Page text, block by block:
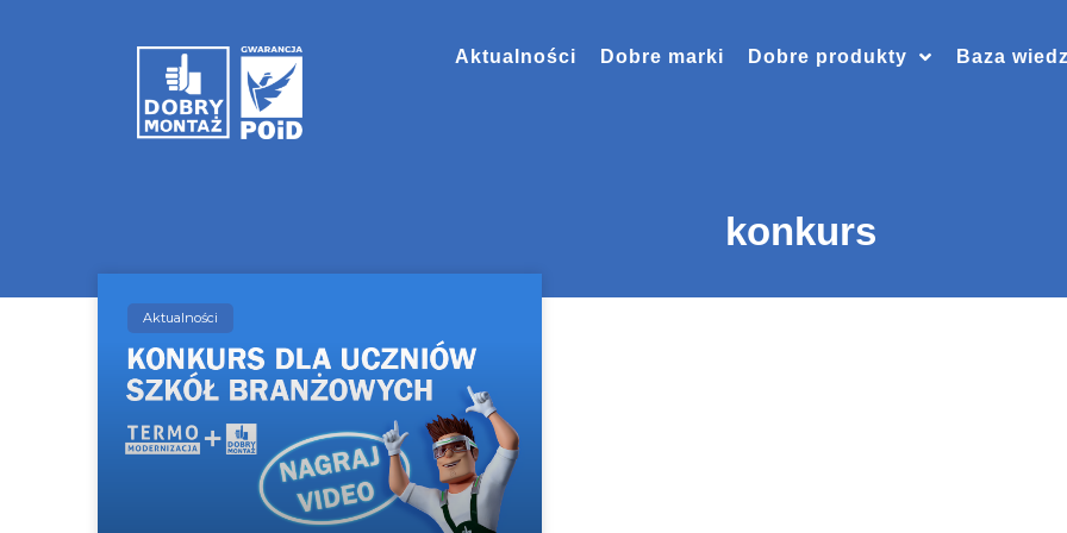
Aktualności Dobre marki Dobre produkty Baza
konkurs
Aktualności